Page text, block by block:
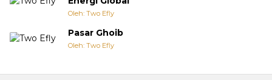
Oleh: Two Efly
Pasar Ghoib
Oleh: Two Efly